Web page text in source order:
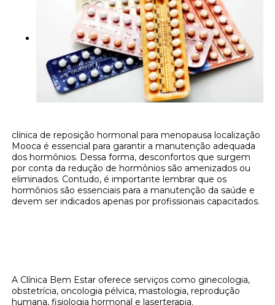
clínica de reposição hormonal para menopausa localização
Mooca é essencial para garantir a manutenção adequada
dos hormônios. Dessa forma, desconfortos que surgem
por conta da redução de hormônios são amenizados ou
eliminados. Contudo, é importante lembrar que os
hormônios são essenciais para a manutenção da saúde e
devem ser indicados apenas por profissionais capacitados.
A Clínica Bem Estar oferece serviços como ginecologia,
obstetrícia, oncologia pélvica, mastologia, reprodução
humana, fisiologia hormonal e laserterapia.